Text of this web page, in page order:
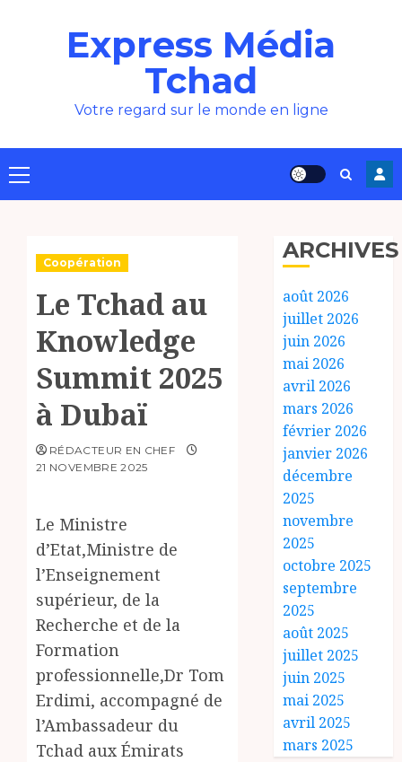
Express Média
Tchad
Votre regard sur le monde en ligne
Menu
principal
Coopération
Le Tchad au
Knowledge
Summit 2025
à Dubaï
RÉDACTEUR EN CHEF
21 NOVEMBRE 2025
Le Ministre
d’Etat,Ministre de
l’Enseignement
supérieur, de la
Recherche et de la
Formation
professionnelle,Dr Tom
Erdimi, accompagné de
l’Ambassadeur du
Tchad aux Émirats
ARCHIVES
août 2026
juillet 2026
juin 2026
mai 2026
avril 2026
mars 2026
février 2026
janvier 2026
décembre
2025
novembre
2025
octobre 2025
septembre
2025
août 2025
juillet 2025
juin 2025
mai 2025
avril 2025
mars 2025